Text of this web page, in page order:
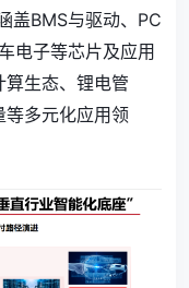
盖BMS与驱动、PC
电子等芯片及应用
生态、锂电管
等多元化应用领